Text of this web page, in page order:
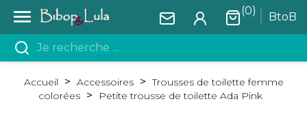
 BtoB
(0)
Accueil Accessoires
Trousses de toilette femme
colorées
Petite trousse de toilette Ada Pink